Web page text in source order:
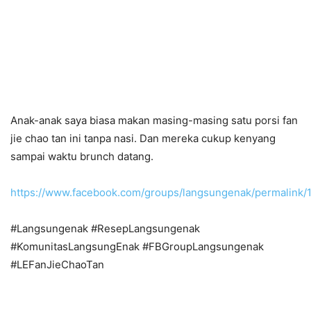
Anak-anak saya biasa makan masing-masing satu porsi fan
jie chao tan ini tanpa nasi. Dan mereka cukup kenyang
sampai waktu brunch datang.
https://www.facebook.com/groups/langsungenak/permalink/
#Langsungenak #ResepLangsungenak
#KomunitasLangsungEnak #FBGroupLangsungenak
#LEFanJieChaoTan